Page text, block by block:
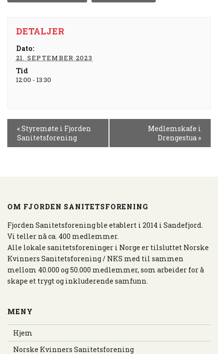
N
DETALJER
Dato:
21. SEPTEMBER 2023
Tid
12:00 - 13:30
N
E
N
A
V
I
G
A
S
N
«Styremøte i Fjorden
Sanitetsforening
Medlemskafe i
Drengestua »
OM FJORDEN SANITETSFORENING
Fjorden Sanitetsforening ble etablert i 2014 i Sandefjord.
Vi teller nå ca. 400 medlemmer.
Alle lokale sanitetsforeninger i Norge er tilsluttet Norske
Kvinners Sanitetsforening / NKS med til sammen
mellom 40.000 og 50.000 medlemmer, som arbeider for å
skape et trygt og inkluderende samfunn.
MENY
Hjem
Norske Kvinners Sanitetsforening